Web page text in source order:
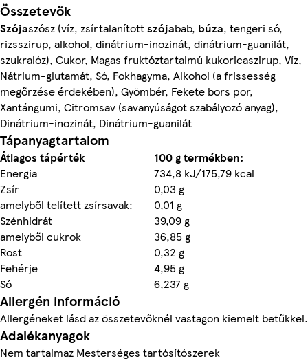
Összetevők
Szójaszósz (víz, zsírtalanítottszójabab, búza, tengeri só,
rizsszirup, alkohol, dinátrium-inozinát, dinátrium-guanilát,
szukralóz), Cukor, Magas fruktóztartalmú kukoricaszirup, Víz,
Nátrium-glutamát, Só, Fokhagyma, Alkohol (a frissesség
megőrzése érdekében), Gyömbér, Fekete bors por,
Xantángumi, Citromsav (savanyúságot szabályozó anyag),
Dinátrium-inozinát, Dinátrium-guanilát
Tápanyagtartalom
Átlagos tápérték
100 g termékben:
Energia
734,8 kJ/175,79 kcal
Zsír
0,03 g
amelyből telített zsírsavak:
0,01 g
Szénhidrát
39,09 g
amelyből cukrok
36,85 g
Rost
0,32 g
Fehérje
4,95 g
Só
6,237 g
Allergén információ
Allergéneket lásd az összetevőknél vastagon kiemelt betűkkel.
Adalékanyagok
Nem tartalmaz Mesterséges tartósítószerek